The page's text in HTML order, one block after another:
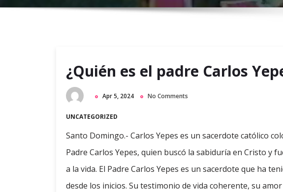
r
n
u
¿Quién es el padre Carlos
Apr 5, 2024 No Comments
UNCATEGORIZED
Santo Domingo.- Carlos Yepes es un sacerdote católico
Padre Carlos Yepes, quien buscó la sabiduría en Cristo y
a la vida. El Padre Carlos Yepes es un sacerdote que ha
desde los inicios. Su testimonio de vida coherente, su